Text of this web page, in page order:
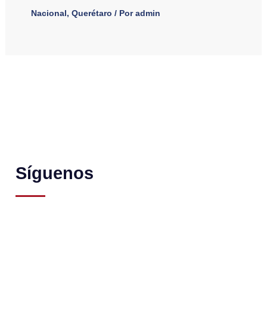
Nacional, Querétaro / Poradmin
Síguenos